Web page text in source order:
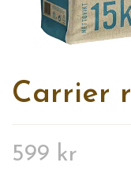
Carrier
599 kr